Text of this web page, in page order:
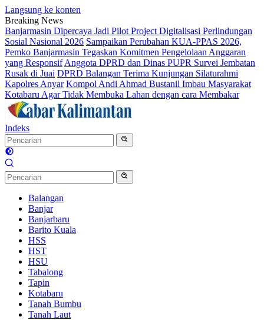
Langsung ke konten
Breaking News
Banjarmasin Dipercaya Jadi Pilot Project Digitalisasi Perlindungan
Sosial Nasional 2026 Sampaikan Perubahan KUA-PPAS 2026,
Pemko Banjarmasin Tegaskan Komitmen Pengelolaan Anggaran
yang Responsif Anggota DPRD dan Dinas PUPR Survei Jembatan
Rusak di Juai DPRD Balangan Terima Kunjungan Silaturahmi
Kapolres Anyar Kompol Andi Ahmad Bustanil Imbau Masyarakat
Kotabaru Agar Tidak Membuka Lahan dengan cara Membakar
Indeks
Balangan
Banjar
Banjarbaru
Barito Kuala
HSS
HST
HSU
Tabalong
Tapin
Kotabaru
Tanah Bumbu
Tanah Laut